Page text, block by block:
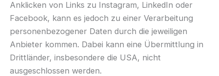
Anklicken von Links zu Instagram, LinkedIn oder
Facebook, kann es jedoch zu einer Verarbeitung
personenbezogener Daten durch die jeweiligen
Anbieter kommen. Dabei kann eine Übermittlung in
Drittländer, insbesondere die USA, nicht
ausgeschlossen werden.